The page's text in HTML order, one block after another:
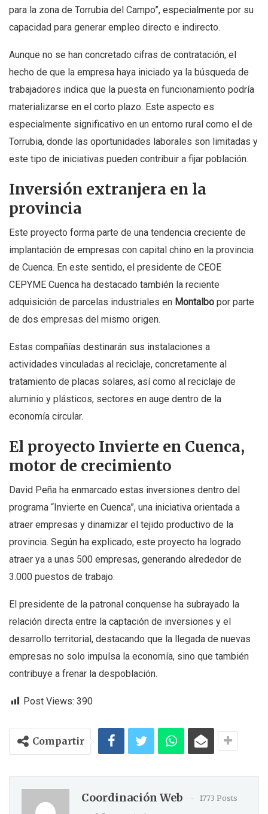
para la zona de Torrubia del Campo”, especialmente por su
capacidad para generar empleo directo e indirecto.
Aunque no se han concretado cifras de contratación, el
hecho de que la empresa haya iniciado ya la búsqueda de
trabajadores indica que la puesta en funcionamiento podría
materializarse en el corto plazo. Este aspecto es
especialmente significativo en un entorno rural como el de
Torrubia, donde las oportunidades laborales son limitadas y
este tipo de iniciativas pueden contribuir a fijar población.
Inversión extranjera en la
provincia
Este proyecto forma parte de una tendencia creciente de
implantación de empresas con capital chino en la provincia
de Cuenca. En este sentido, el presidente de CEOE
CEPYME Cuenca ha destacado también la reciente
adquisición de parcelas industriales en Montalbo por parte
de dos empresas del mismo origen.
Estas compañías destinarán sus instalaciones a
actividades vinculadas al reciclaje, concretamente al
tratamiento de placas solares, así como al reciclaje de
aluminio y plásticos, sectores en auge dentro de la
economía circular.
El proyecto Invierte en Cuenca,
motor de crecimiento
David Peña ha enmarcado estas inversiones dentro del
programa “Invierte en Cuenca”, una iniciativa orientada a
atraer empresas y dinamizar el tejido productivo de la
provincia. Según ha explicado, este proyecto ha logrado
atraer ya a unas 500 empresas, generando alrededor de
3.000 puestos de trabajo.
El presidente de la patronal conquense ha subrayado la
relación directa entre la captación de inversiones y el
desarrollo territorial, destacando que la llegada de nuevas
empresas no solo impulsa la economía, sino que también
contribuye a frenar la despoblación.
Post Views: 390
Compartir
Coordinación Web
1773 Posts